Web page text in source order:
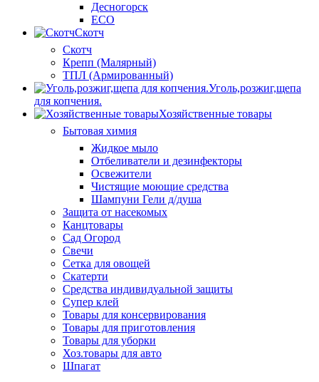
Десногорск
ECO
Скотч
Скотч
Крепп (Малярный)
ТПЛ (Армированный)
Уголь,розжиг,щепа
для копчения.
Хозяйственные товары
Бытовая химия
Жидкое мыло
Отбеливатели и дезинфекторы
Освежители
Чистящие моющие средства
Шампуни Гели д/душа
Защита от насекомых
Канцтовары
Сад Огород
Свечи
Сетка для овощей
Скатерти
Средства индивидуальной защиты
Супер клей
Товары для консервирования
Товары для приготовления
Товары для уборки
Хоз.товары для авто
Шпагат